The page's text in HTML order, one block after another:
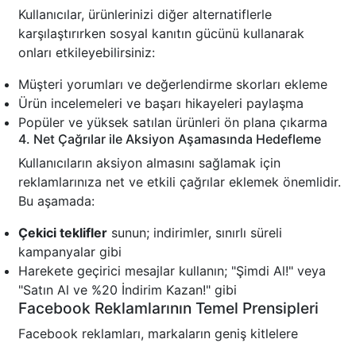
Kullanıcılar, ürünlerinizi diğer alternatiflerle
karşılaştırırken sosyal kanıtın gücünü kullanarak
onları etkileyebilirsiniz:
Müşteri yorumları ve değerlendirme skorları ekleme
Ürün incelemeleri ve başarı hikayeleri paylaşma
Popüler ve yüksek satılan ürünleri ön plana çıkarma
4. Net Çağrılar ile Aksiyon Aşamasında Hedefleme
Kullanıcıların aksiyon almasını sağlamak için
reklamlarınıza net ve etkili çağrılar eklemek önemlidir.
Bu aşamada:
Çekici teklifler sunun; indirimler, sınırlı süreli
kampanyalar gibi
Harekete geçirici mesajlar kullanın; "Şimdi Al!" veya
"Satın Al ve %20 İndirim Kazan!" gibi
Facebook Reklamlarının Temel Prensipleri
Facebook reklamları, markaların geniş kitlelere